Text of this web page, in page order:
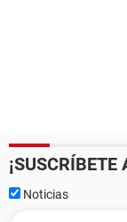
¡SUSCRÍBETE
Noticias